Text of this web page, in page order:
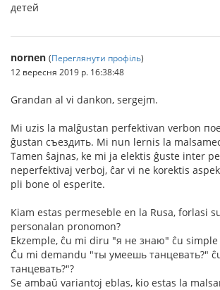
детей
nornen (Переглянути профіль)
12 вересня 2019 р. 16:38:48
Grandan al vi dankon, sergejm.
Mi uzis la malĝustan perfektivan verbon
ĝustan съездить. Mi nun lernis la
Tamen ŝajnas, ke mi ja elektis ĝuste inter
neperfektivaj verboj, ĉar vi ne korektis
pli bone ol esperite.
Kiam estas permeseble en la Rusa, forlasi
personalan pronomon?
Ekzemple, ĉu mi diru "я не знаю" ĉu
Ĉu mi demandu "ты умеешь танцевать?"
танцевать?"?
Se ambaŭ variantoj eblas, kio estas la